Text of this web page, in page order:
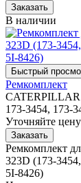
В наличии
Ремкомплект
CATERPILLAR
173-3454, 173-
Уточняйте цену
Ремкомплект
323D (173-
5I-8426)